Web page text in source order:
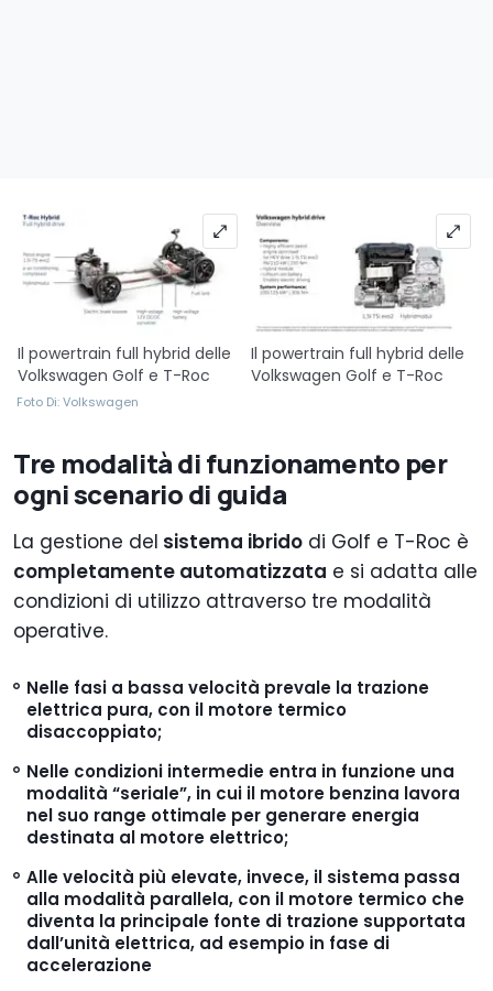
Il powertrain full hybrid delle
Volkswagen Golf e T-Roc
Il powertrain full hybrid delle
Volkswagen Golf e T-Roc
Foto Di: Volkswagen
Tre modalità di funzionamento per
ogni scenario di guida
La gestione del sistema ibrido di Golf e T-Roc è
completamente automatizzata e si adatta alle
condizioni di utilizzo attraverso tre modalità
operative.
Nelle fasi a bassa velocità prevale la trazione
elettrica pura, con il motore termico
disaccoppiato;
Nelle condizioni intermedie entra in funzione una
modalità “seriale”, in cui il motore benzina lavora
nel suo range ottimale per generare energia
destinata al motore elettrico;
Alle velocità più elevate, invece, il sistema passa
alla modalità parallela, con il motore termico che
diventa la principale fonte di trazione supportata
dall’unità elettrica, ad esempio in fase di
accelerazione